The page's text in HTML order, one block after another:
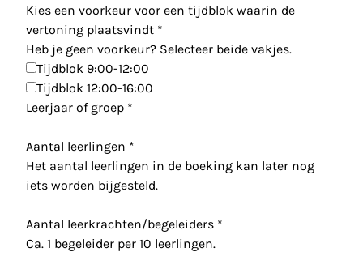
Kies een voorkeur voor een tijdblok waarin de
vertoning plaatsvindt *
Heb je geen voorkeur? Selecteer beide vakjes.
Tijdblok 9:00-12:00
Tijdblok 12:00-16:00
Leerjaar of groep *
Aantal leerlingen *
Het aantal leerlingen in de boeking kan later nog
iets worden bijgesteld.
Aantal leerkrachten/begeleiders *
Ca. 1 begeleider per 10 leerlingen.